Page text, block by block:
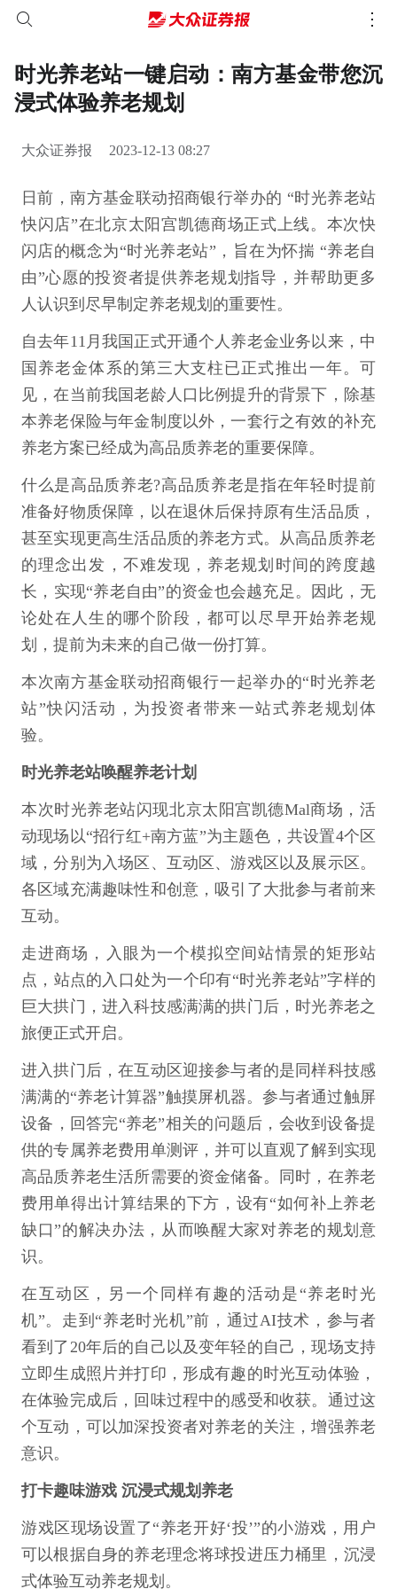
时光养老站一键启动：南方基金带您沉
浸式体验养老规划
大众证券报 2023-12-13 08:27
日前，南方基金联动招商银行举办的 “时光养老站
快闪店”在北京太阳宫凯德商场正式上线。本次快
闪店的概念为“时光养老站”，旨在为怀揣 “养老自
由”心愿的投资者提供养老规划指导，并帮助更多
人认识到尽早制定养老规划的重要性。
自去年11月我国正式开通个人养老金业务以来，中
国养老金体系的第三大支柱已正式推出一年。可
见，在当前我国老龄人口比例提升的背景下，除基
本养老保险与年金制度以外，一套行之有效的补充
养老方案已经成为高品质养老的重要保障。
什么是高品质养老?高品质养老是指在年轻时提前
准备好物质保障，以在退休后保持原有生活品质，
甚至实现更高生活品质的养老方式。从高品质养老
的理念出发，不难发现，养老规划时间的跨度越
长，实现“养老自由”的资金也会越充足。因此，无
论处在人生的哪个阶段，都可以尽早开始养老规
划，提前为未来的自己做一份打算。
本次南方基金联动招商银行一起举办的“时光养老
站”快闪活动，为投资者带来一站式养老规划体
验。
时光养老站唤醒养老计划
本次时光养老站闪现北京太阳宫凯德Mal商场，活
动现场以“招行红+南方蓝”为主题色，共设置4个区
域，分别为入场区、互动区、游戏区以及展示区。
各区域充满趣味性和创意，吸引了大批参与者前来
互动。
走进商场，入眼为一个模拟空间站情景的矩形站
点，站点的入口处为一个印有“时光养老站”字样的
巨大拱门，进入科技感满满的拱门后，时光养老之
旅便正式开启。
进入拱门后，在互动区迎接参与者的是同样科技感
满满的“养老计算器”触摸屏机器。参与者通过触屏
设备，回答完“养老”相关的问题后，会收到设备提
供的专属养老费用单测评，并可以直观了解到实现
高品质养老生活所需要的资金储备。同时，在养老
费用单得出计算结果的下方，设有“如何补上养老
缺口”的解决办法，从而唤醒大家对养老的规划意
识。
在互动区，另一个同样有趣的活动是“养老时光
机”。走到“养老时光机”前，通过AI技术，参与者
看到了20年后的自己以及变年轻的自己，现场支持
立即生成照片并打印，形成有趣的时光互动体验，
在体验完成后，回味过程中的感受和收获。通过这
个互动，可以加深投资者对养老的关注，增强养老
意识。
打卡趣味游戏 沉浸式规划养老
游戏区现场设置了“养老开好‘投’”的小游戏，用户
可以根据自身的养老理念将球投进压力桶里，沉浸
式体验互动养老规划。